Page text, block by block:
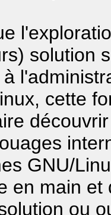
solution
cette
GNU/
en main
ou